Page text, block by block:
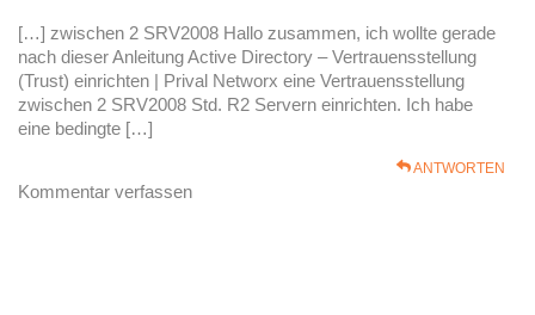
[…] zwischen 2 SRV2008 Hallo zusammen, ich wollte gerade
nach dieser Anleitung Active Directory – Vertrauensstellung
(Trust) einrichten | Prival Networx eine Vertrauensstellung
zwischen 2 SRV2008 Std. R2 Servern einrichten. Ich habe
eine bedingte […]
ANTWORTEN
Kommentar verfassen